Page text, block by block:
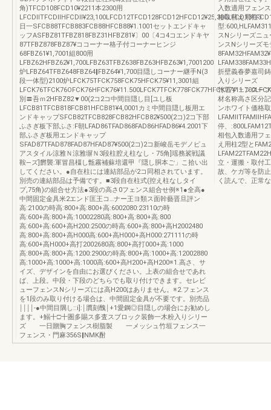
角)TFCD108FCD10¥2211本2300用
日一SFCB88TFCB883FCB88HFCB88¥1.1001セットエンドキャ
ッフASFBZ81TFBZ818FBZ31HFBZ81¥〕00〔4コ4コエンドキヤ
87TFBZ878FBZ87¥ココーナー格子付コーナーヒンジ
68FBZ61¥1,7001組800用
LFBZ62HFBZ62¥1,700LFBZ63TFBZ638FBZ63HFBZ63¥1,7001200
炉LFBZ64TFBZ648FBZ64‖FBZ64¥1,700目隠しコーナー継手N(3
段一体型)2100炉LFCK75TFCK758FCK75HFCK75¥11,3001組
別〓吾ｍ2HFBZ82▼00(2コ2コ中間目隠し目[ユし板
LFCB81TFCB818FCB81HFCB81¥4,0001カミ中間目隠し板用エ
ンドキャップSFCB82TFCB828FCB82HFCB82¥500(2コ)2コ下部
ふさぎ板下部ふさ:F朝LFAD86TFAD868FAD86HFAD86¥4.2001下
部ふさぎ板用エンドキャップ
SFAD87TFAD878FAD87HFAD87¥500(2コ)2コ新峻岳モデノピュ
アスタイル涼雅Ｎ涼雅塀Ｎ3段柱腔え柱なし・75角]瑶務裟戦議
鞍―ズ]欝襲:軍冒昌橿し甑霧補蘇培還甲『隠し胴本ご」こ拾い出
してください。●自在柱には連結部品が2コ同相されています。
別売の連結部品は予備です。■3段自在柱式(控え柱なしタイ
プ,75角)の組合せ方法●3段の高さ0フェンス組合せ例※1●全高●
中間固定金具米2エンド匡王コ…ナー王ヨ類ス面幹藝晋旦評ン
高:2100の時高:800+高:800+高:6002080:23110の時
高:600+高:800+高:10002280高:800+高:800+高:800
高:600+高:600+高H200:2500の時高:600+高:800+高H2002480
高:800+高:800+高H000高:600+高H000+高H000:271111の時
高:600+高H000+高打2002680高:800+高打000+高:1000
高:800+高:800+高:1200:2900の時高:800+高:1000+高:12002880
高:1000+高:1000+高:1000高:600+高H200+高H200※1.高さ、サ
イズ、デザインを自由にお選びください。上表の組合せであれ
ば、上段。中段・下段のどちらでも取り付けできます。セレビ
ューフェンスNシリーズには高H200はありません。※2.フェンス
を1段のみ取り付ける場合は、中間固定金具が不要です。別売品
￨￨￨￨‐●中間目隅し::i]:￨贋刻醜￨+1愛鋼◎目隠しの場合にお勧めし
ます。+鰯十□十圏多賜ス多査スブロック装飾一木粉入りシリー
ズ 一日贈胸フェンス樹脂製 一メッシュ竹垣フェンス一
フェンス・門麻356S‖NMK酎
入数適用フェン
格取替え用柱3
型
スNシリーズニ
ンスNシリーズ
折壁義春夢嘉司
入りシリーズ
竹垣フェンス一
材名称高さ区分
ンホワイト価格
停、
相包入数適用フ
え用柱2型と
立・運搬・取付
故、ケガ等を防
く読んで、正常